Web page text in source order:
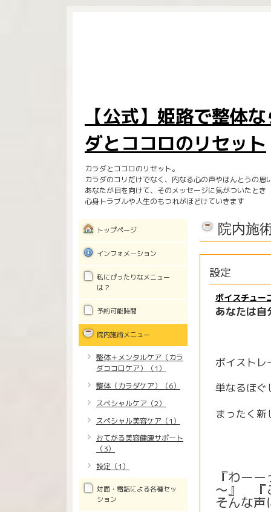
【公式】姫路で整体
ダとココロのリセット
カラダとココロのリセット。
カラダのコリだけでなく、内なる心の声やほんとうの思
あなたが目を向けて、そのメッセージに気がついたとき
心身トラブルや人生のもつれがほどけていきます
院内施
設定
ボイスチュー
あなたは自
ボイストレ
単なるほぐ
まったく
『わー
～』 『
そんな声
トップページ
インフォメーション
私にぴったりなメニュー
は？
予約可能時間
院内施術メニュー
整体＋メンタルケア（カラ
ダココロケア）（1）
整体（カラダケア）（6）
スペシャルケア（2）
スペシャル美容ケア（1）
おてがる美容健康サポート
（3）
設定（1）
対面・電話による各種セッ
ション